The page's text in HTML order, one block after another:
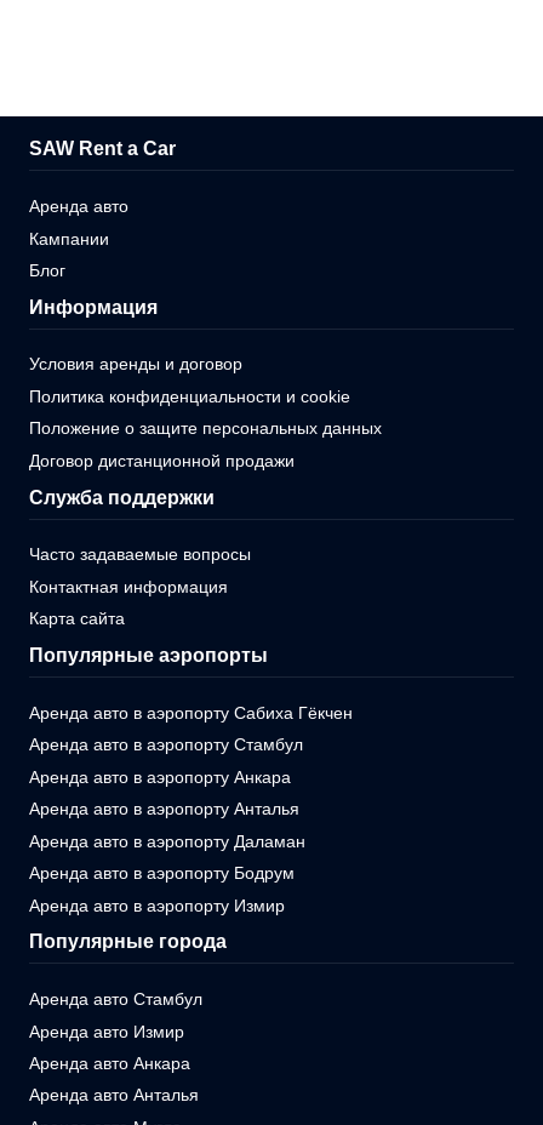
SAW Rent a Car
Аренда авто
Кампании
Блог
Информация
Условия аренды и договор
Политика конфиденциальности и cookie
Положение о защите персональных данных
Договор дистанционной продажи
Служба поддержки
Часто задаваемые вопросы
Контактная информация
Карта сайта
Популярные аэропорты
Аренда авто в аэропорту Сабиха Гёкчен
Аренда авто в аэропорту Стамбул
Аренда авто в аэропорту Анкара
Аренда авто в аэропорту Анталья
Аренда авто в аэропорту Даламан
Аренда авто в аэропорту Бодрум
Аренда авто в аэропорту Измир
Популярные города
Аренда авто Стамбул
Аренда авто Измир
Аренда авто Анкара
Аренда авто Анталья